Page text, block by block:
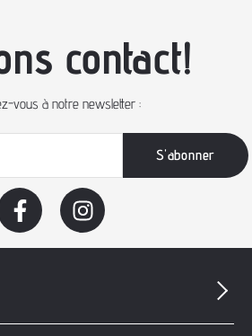
contact!
vous à notre newsletter :